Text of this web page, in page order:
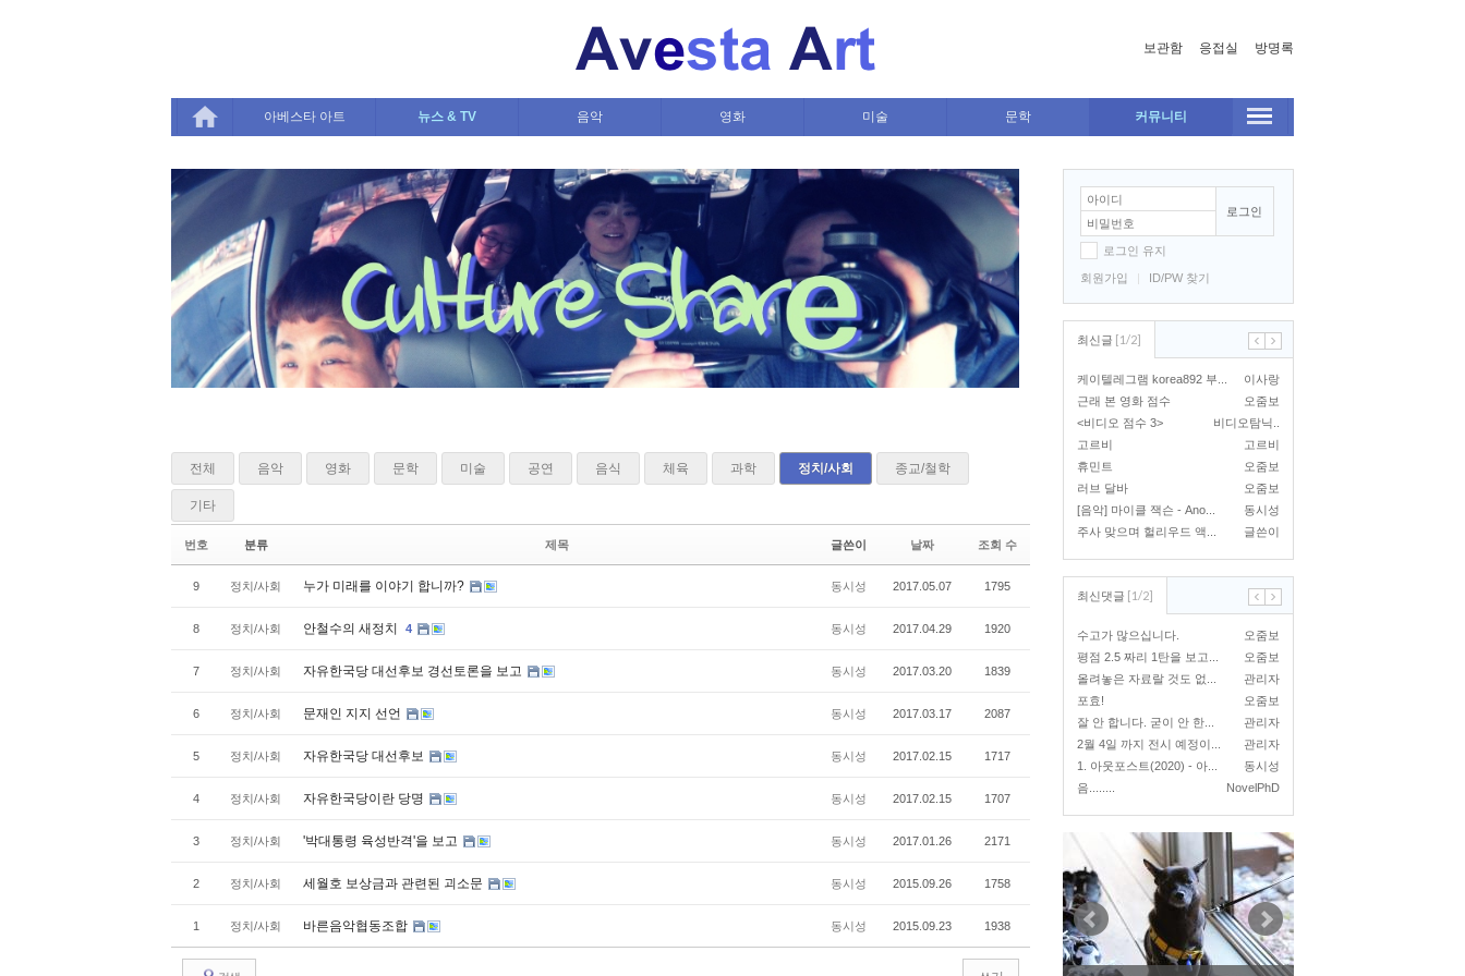
보관함 응접실 방명록
아베스타 아트 뉴스 & TV 음악 영화 미술 문학 커뮤니티
로그인
로그인 유지
회원가입 | ID/PW 찾기
최신글 [1/2]
케이텔레그램 korea892 부...
이사랑
근래 본 영화 점수
오줌보
<비디오 점수 3>
비디오탐닉..
고르비
고르비
휴민트
오줌보
러브 달바
오줌보
[음악] 마이클 잭슨 - Ano...
동시성
주사 맞으며 헐리우드 액...
글쓴이
최신댓글 [1/2]
수고가 많으십니다.
오줌보
평점 2.5 짜리 1탄을 보고...
오줌보
올려놓은 자료랄 것도 없...
관리자
포효!
오줌보
잘 안 합니다. 굳이 안 한...
관리자
2월 4일 까지 전시 예정이...
관리자
1. 아웃포스트(2020) - 아...
동시성
음........
NovelPhD
전체 음악 영화 문학 미술 공연 음식 체육 과학 정치/사회 종교/철학
기타
번호 분류 제목 글쓴이 날짜 조회 수
9 정치/사회 누가 미래를 이야기 합니까? 동시성 2017.05.07 1795
8 정치/사회 안철수의 새정치 4 동시성 2017.04.29 1920
7 정치/사회 자유한국당 대선후보 경선토론을 보고 동시성 2017.03.20 1839
6 정치/사회 문재인 지지 선언 동시성 2017.03.17 2087
5 정치/사회 자유한국당 대선후보 동시성 2017.02.15 1717
4 정치/사회 자유한국당이란 당명 동시성 2017.02.15 1707
3 정치/사회 '박대통령 육성반격'을 보고 동시성 2017.01.26 2171
2 정치/사회 세월호 보상금과 관련된 괴소문 동시성 2015.09.26 1758
1 정치/사회 바른음악협동조합 동시성 2015.09.23 1938